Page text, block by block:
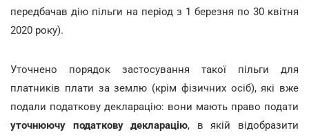
передбачав дію пільги на період з 1 березня по 30 квітня
2020 року).
Уточнено порядок застосування такої пільги для
платників плати за землю (крім фізичних осіб), які вже
подали податкову декларацію: вони мають право подати
уточнюючу податкову декларацію, в якій відобразити